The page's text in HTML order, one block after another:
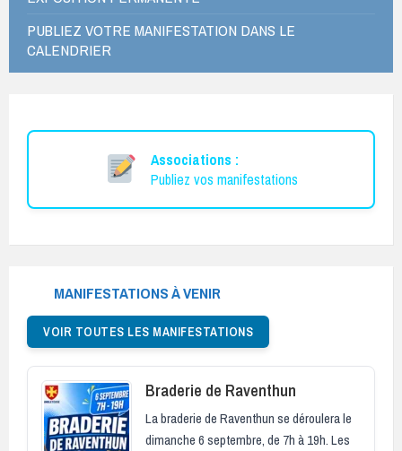
PUBLIEZ VOTRE MANIFESTATION DANS LE
CALENDRIER
Associations :
Publiez vos manifestations
MANIFESTATIONS À VENIR
VOIR TOUTES LES MANIFESTATIONS
Braderie de Raventhun
La braderie de Raventhun se déroulera le
dimanche 6 septembre, de 7h à 19h. Les